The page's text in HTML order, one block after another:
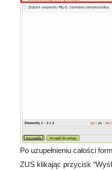
Po uzupełnieniu całości
ZUS klikając przycisk